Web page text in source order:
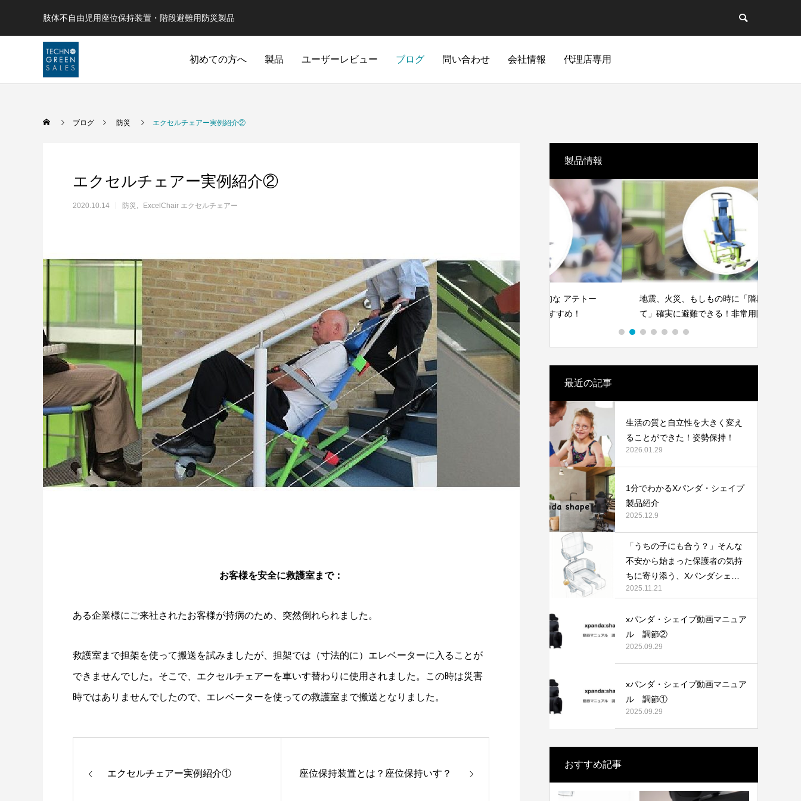
肢体不自由児用座位保持装置・階段避難用防災製品
初めての方へ 製品 ユーザーレビュー ブログ 問い合わせ 会社情報 代理店専用
ブログ 防災 エクセルチェアー実例紹介②
エクセルチェアー実例紹介②
2020.10.14 防災 ExcelChair エクセルチェアー
お客様を安全に救護室まで：
ある企業様にご来社されたお客様が持病のため、突然倒れられました。
救護室まで担架を使って搬送を試みましたが、担架では（寸法的に）エレベーターに入ることが
できませんでした。そこで、エクセルチェアーを車いす替わりに使用されました。この時は災害
時ではありませんでしたので、エレベーターを使っての救護室まで搬送となりました。
エクセルチェアー実例紹介① 座位保持装置とは？座位保持いす？
製品情報
トイレで できる喜びを！北欧の高機能トイ
レ・シャワーチェアー。
主に お尻がずれやすい、 活動的な アテトー
ゼ型の筋緊張でお困りの方におすすめ！
地震、火災、もしもの時に「階段を使用し
て」確実に避難できる！非常用階段避難車。
最近の記事
生活の質と自立性を大きく変え
ることができた！姿勢保持！
2026.01.29
1分でわかるXパンダ・シェイプ
製品紹介
2025.12.9
「うちの子にも合う？」そんな
不安から始まった保護者の気持
ちに寄り添う、Xパンダシェイ
プの開発ストーリー
2025.11.21
xパンダ・シェイプ動画マニュア
ル 調節②
2025.09.29
xパンダ・シェイプ動画マニュア
ル 調節①
2025.09.29
おすすめ記事